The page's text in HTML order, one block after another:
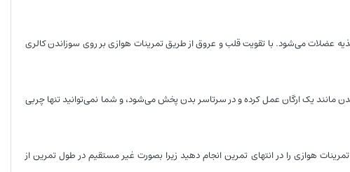
عضلات می‌شود. با تقویت قلب و عروق از طریق تمرینات هوازی بر روی سوزاندن کالری
مانند یک ارگان عمل کرده و در سرتاسر بدن پخش می‌شود، و شما نمی‌توانید تنها چربی
هوازی را در انتهای تمرین انجام دهید زیرا بصورت غیر مستقیم در طول تمرین از